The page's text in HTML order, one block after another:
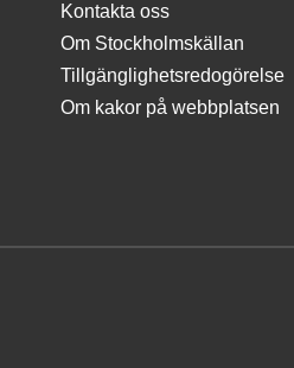
Kontakta oss
Om Stockholmskällan
Tillgänglighetsredogörelse
Om kakor på webbplatsen